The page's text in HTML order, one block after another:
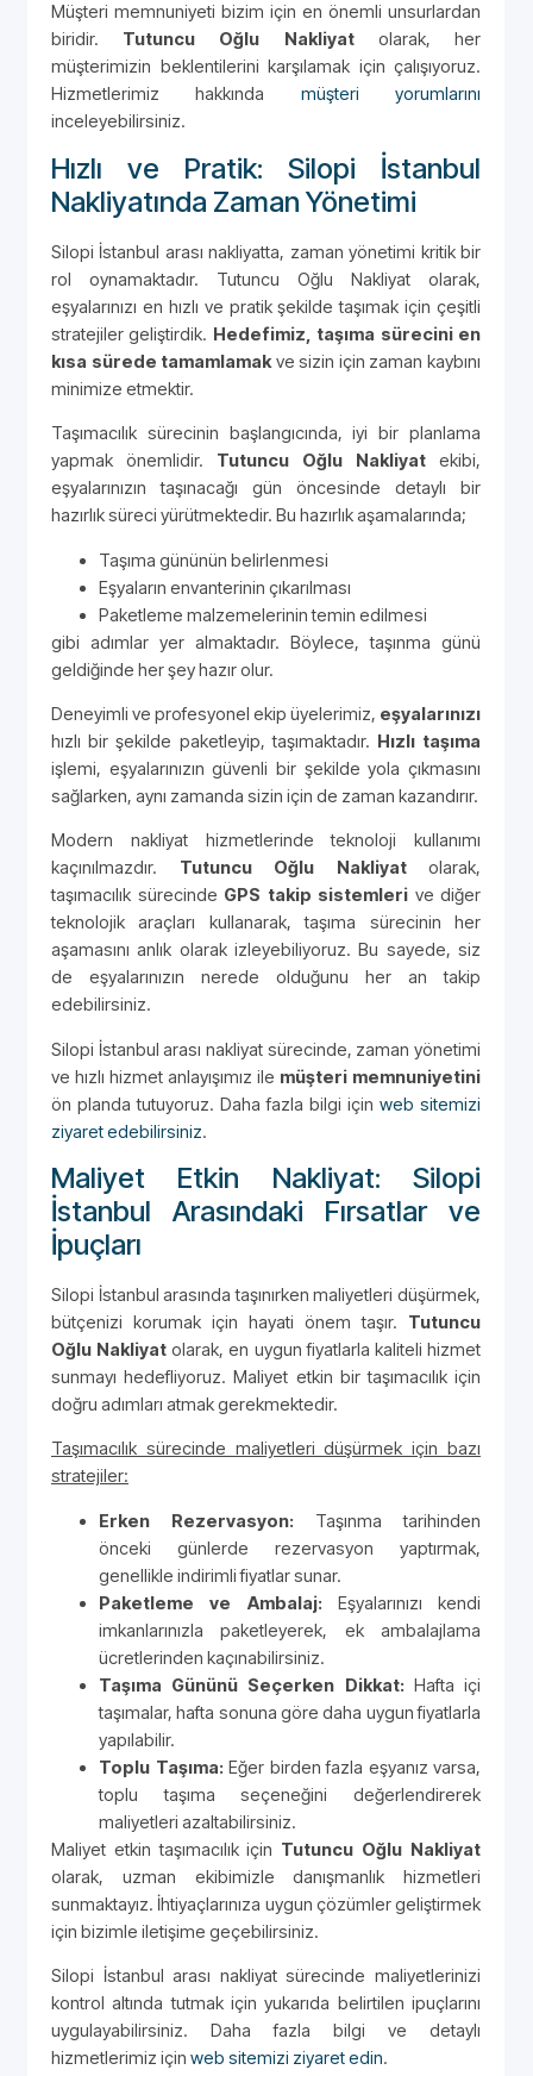
Müşteri memnuniyeti bizim için en önemli unsurlardan
biridir. Tutuncu Oğlu Nakliyatolarak, her
müşterimizin beklentilerini karşılamak için çalışıyoruz.
Hizmetlerimiz hakkında müşteri yorumlarını
inceleyebilirsiniz.
Hızlı ve Pratik: Silopi İstanbul
Nakliyatında Zaman Yönetimi
Silopi İstanbul arası nakliyatta, zaman yönetimi kritik bir
rol oynamaktadır. Tutuncu Oğlu Nakliyat olarak,
eşyalarınızı en hızlı ve pratik şekilde taşımak için çeşitli
stratejiler geliştirdik. Hedefimiz, taşıma sürecini en
kısa sürede tamamlamak ve sizin için zaman kaybını
minimize etmektir.
Taşımacılık sürecinin başlangıcında, iyi bir planlama
yapmak önemlidir. Tutuncu Oğlu Nakliyat ekibi,
eşyalarınızın taşınacağı gün öncesinde detaylı bir
hazırlık süreci yürütmektedir. Bu hazırlık aşamalarında;
Taşıma gününün belirlenmesi
Eşyaların envanterinin çıkarılması
Paketleme malzemelerinin temin edilmesi
gibi adımlar yer almaktadır. Böylece, taşınma günü
geldiğinde her şey hazır olur.
Deneyimli ve profesyonel ekip üyelerimiz, eşyalarınızı
hızlı bir şekilde paketleyip, taşımaktadır. Hızlı taşıma
işlemi, eşyalarınızın güvenli bir şekilde yola çıkmasını
sağlarken, aynı zamanda sizin için de zaman kazandırır.
Modern nakliyat hizmetlerinde teknoloji kullanımı
kaçınılmazdır. Tutuncu Oğlu Nakliyatolarak,
taşımacılık sürecinde GPS takip sistemleri ve diğer
teknolojik araçları kullanarak, taşıma sürecinin her
aşamasını anlık olarak izleyebiliyoruz. Bu sayede, siz
de eşyalarınızın nerede olduğunu her an takip
edebilirsiniz.
Silopi İstanbul arası nakliyat sürecinde, zaman yönetimi
ve hızlı hizmet anlayışımız ile müşteri memnuniyetini
ön planda tutuyoruz. Daha fazla bilgi için web sitemizi
ziyaret edebilirsiniz.
Maliyet Etkin Nakliyat: Silopi
İstanbul Arasındaki Fırsatlar ve
İpuçları
Silopi İstanbul arasında taşınırken maliyetleri düşürmek,
bütçenizi korumak için hayati önem taşır. Tutuncu
Oğlu Nakliyat olarak, en uygun fiyatlarla kaliteli hizmet
sunmayı hedefliyoruz. Maliyet etkin bir taşımacılık için
doğru adımları atmak gerekmektedir.
Taşımacılık sürecinde maliyetleri düşürmek için bazı
stratejiler:
Erken Rezervasyon: Taşınma tarihinden
önceki günlerde rezervasyon yaptırmak,
genellikle indirimli fiyatlar sunar.
Paketleme ve Ambalaj: Eşyalarınızı kendi
imkanlarınızla paketleyerek, ek ambalajlama
ücretlerinden kaçınabilirsiniz.
Taşıma Gününü Seçerken Dikkat: Hafta içi
taşımalar, hafta sonuna göre daha uygun fiyatlarla
yapılabilir.
Toplu Taşıma: Eğer birden fazla eşyanız varsa,
toplu taşıma seçeneğini değerlendirerek
maliyetleri azaltabilirsiniz.
Maliyet etkin taşımacılık için Tutuncu Oğlu Nakliyat
olarak, uzman ekibimizle danışmanlık hizmetleri
sunmaktayız. İhtiyaçlarınıza uygun çözümler geliştirmek
için bizimle iletişime geçebilirsiniz.
Silopi İstanbul arası nakliyat sürecinde maliyetlerinizi
kontrol altında tutmak için yukarıda belirtilen ipuçlarını
uygulayabilirsiniz. Daha fazla bilgi ve detaylı
hizmetlerimiz için web sitemizi ziyaret edin.